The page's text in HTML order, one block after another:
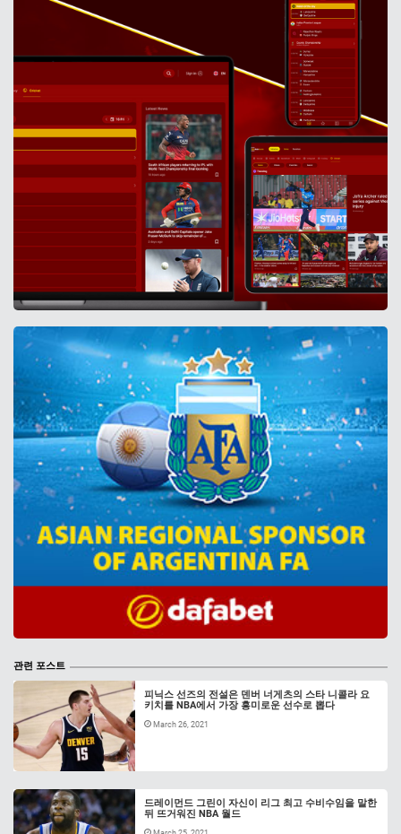
관련 포스트
피닉스 선즈의 전설은 덴버 너게츠의 스타 니콜라 요
키치를 NBA에서 가장 흥미로운 선수로 뽑다
March 26, 2021
드레이먼드 그린이 자신이 리그 최고 수비수임을 말한
뒤 뜨거워진 NBA 월드